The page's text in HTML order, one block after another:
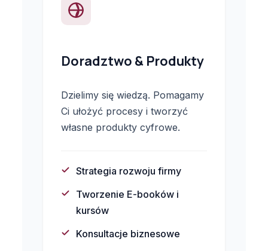
Doradztwo & Produkty
Dzielimy się wiedzą. Pomagamy
Ci ułożyć procesy i tworzyć
własne produkty cyfrowe.
Strategia rozwoju firmy
Tworzenie E-booków i
kursów
Konsultacje biznesowe